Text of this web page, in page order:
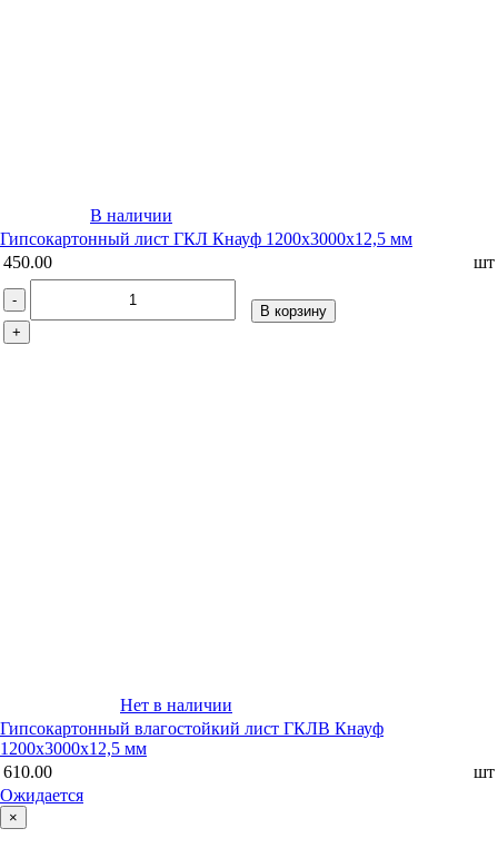
В наличии
Гипсокартонный лист ГКЛ Кнауф 1200х3000х12,5 мм
450.00
шт
-
+
В корзину
Нет в наличии
Гипсокартонный влагостойкий лист ГКЛВ Кнауф
1200х3000х12,5 мм
610.00
шт
Ожидается
×